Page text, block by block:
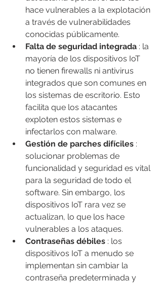
hace vulnerables a la explotación
a través de vulnerabilidades
conocidas públicamente.
Falta de seguridad integrada : la
mayoría de los dispositivos IoT
no tienen firewalls ni antivirus
integrados que son comunes en
los sistemas de escritorio. Esto
facilita que los atacantes
exploten estos sistemas e
infectarlos con malware.
Gestión de parches difíciles :
solucionar problemas de
funcionalidad y seguridad es vital
para la seguridad de todo el
software. Sin embargo, los
dispositivos IoT rara vez se
actualizan, lo que los hace
vulnerables a los ataques.
Contraseñas débiles : los
dispositivos IoT a menudo se
implementan sin cambiar la
contraseña predeterminada y